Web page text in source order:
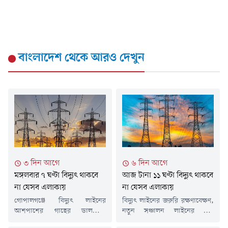
বাংলাদেশথেকে আরও দেখুন
৩ দিন আগে
মঙ্গলবার ৭ ঘণ্টা বিদ্যুৎ থাকবে
না যেসব এলাকায়
গোপালগঞ্জে বিদ্যুৎ লাইনের
আশপাশের গাছের ডালপালা
৬ দিন আগে
আজ টানা ১১ ঘণ্টা বিদ্যুৎ থাকবে
না যেসব এলাকায়
বিদ্যুৎ লাইনের জরুরি রক্ষণাবেক্ষণ,
নতুন সঞ্চালন লাইনের তার